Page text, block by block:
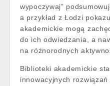
wypoczywaj”
a przykład z Łodzi
akademickie mogą
do ich odwiedzania, a
na różnorodnych
Biblioteki akademickie
innowacyjnych